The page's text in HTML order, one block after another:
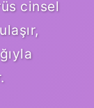
cinsel